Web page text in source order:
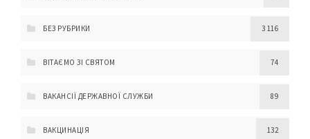
БЕЗ РУБРИКИ 3 116
ВІТАЄМО ЗІ СВЯТОМ 74
ВАКАНСІЇ ДЕРЖАВНОЇ СЛУЖБИ 89
ВАКЦИНАЦІЯ 132